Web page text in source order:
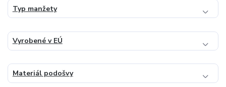
Typ manžety
Vyrobené v EÚ
Materiál podošvy